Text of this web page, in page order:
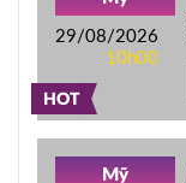
HOT
29/08/2026
10h00
Mỹ